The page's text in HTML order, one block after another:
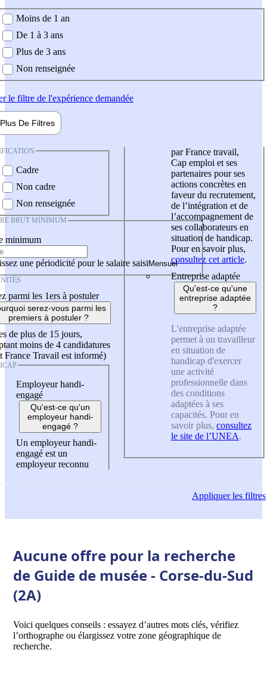
demandée
Moins de 1 an
De 1 à 3 ans
Plus de 3 ans
Non renseignée
le filtre de l'expérience demandée
Plus De Filtres
Cadre
Non cadre
Non renseignée
BRUT MINIMUM
minimum
une périodicité pour le salaire saisi
parmi les 1ers à postuler
serez-vous parmi les
premiers à postuler ?
de plus de 15 jours,
moins de 4 candidatures
France Travail est informé)
Employeur handi-
engagé
Qu'est-ce qu'un
employeur handi-
engagé ?
Un employeur handi-
engagé est un
employeur reconnu
par France travail,
Cap emploi et ses
partenaires pour ses
actions concrètes en
faveur du recrutement,
de l’intégration et de
l’accompagnement de
ses collaborateurs en
situation de handicap.
Pour en savoir plus,
consultez cet article.
Entreprise adaptée
Qu'est-ce qu'une
entreprise adaptée
?
L'entreprise adaptée
permet à un travailleur
en situation de
handicap d'exercer
une activité
professionnelle dans
des conditions
adaptées à ses
capacités. Pour en
savoir plus, consultez
le site de l’UNEA.
Appliquerles filtres
Aucune offre pour la recherche
de Guide de musée - Corse-du-Sud
(2A)
Voici quelques conseils : essayez d’autres mots clés, vérifiez
l’orthographe ou élargissez votre zone géographique de
recherche.